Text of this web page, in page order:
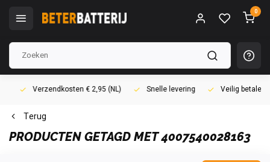
0
Verzendkosten € 2,95 (NL) Snelle levering Veilig betalen
Terug
PRODUCTEN GETAGD MET 4007540028163